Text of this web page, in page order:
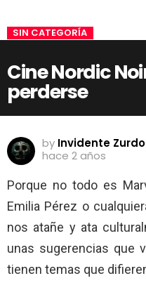
SIN CATEGORÍA
Cine Nordic
perderse
by Invidente Zurdo
hace 2 años
Porque no todo es
Emilia Pérez o
nos atañe y ata
unas sugerencias que
tienen temas que